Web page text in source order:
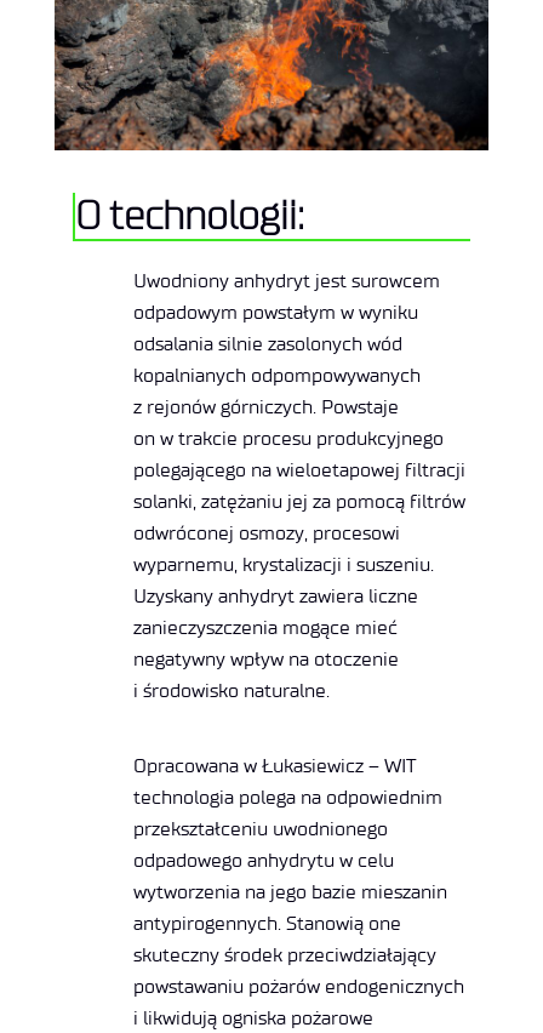
O technologii:
Uwodniony anhydryt jest surowcem
odpadowym powstałym w wyniku
odsalania silnie zasolonych wód
kopalnianych odpompowywanych
z rejonów górniczych. Powstaje
on w trakcie procesu produkcyjnego
polegającego na wieloetapowej filtracji
solanki, zatężaniu jej za pomocą filtrów
odwróconej osmozy, procesowi
wyparnemu, krystalizacji i suszeniu.
Uzyskany anhydryt zawiera liczne
zanieczyszczenia mogące mieć
negatywny wpływ na otoczenie
i środowisko naturalne.
Opracowana w Łukasiewicz – WIT
technologia polega na odpowiednim
przekształceniu uwodnionego
odpadowego anhydrytu w celu
wytworzenia na jego bazie mieszanin
antypirogennych. Stanowią one
skuteczny środek przeciwdziałający
powstawaniu pożarów endogenicznych
i likwidują ogniska pożarowe